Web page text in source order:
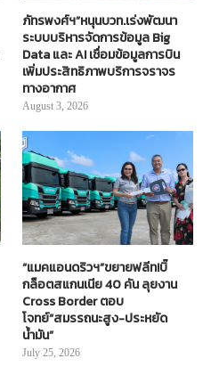
ภัทรพงศ์ฯ”หนุนบวท.เร่งพัฒนา
ระบบบริหารจัดการข้อมูล Big
Data และ AI เชื่อมข้อมูลการบิน
เพิ่มประสิทธิภาพบริการจราจร
ทางอากาศ
August 3, 2026
“แมคแอนดริวฯ”ขยายฟลีท!บิ๊
กล็อตสแกนเนีย 40 คัน ลุยงาน
Cross Border ตอบ
โจทย์“สมรรถนะสูง-ประหยัด
น้ำมัน”
July 25, 2026